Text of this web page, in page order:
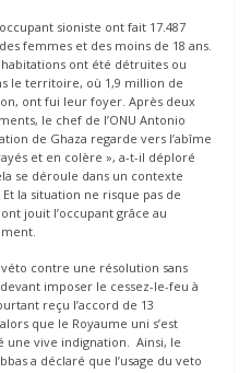
sioniste ont fait 17.487
femmes et des moins de 18 ans.
habitations ont été détruites ou
le territoire, où 1,9 million de
ont fui leur foyer. Après deux
le chef de l’ONU Antonio
de Ghaza regarde vers l’abîme
et en colère », a-t-il déploré
se déroule dans un contexte
la situation ne risque pas de
jouit l’occupant grâce au
contre une résolution sans
imposer le cessez-le-feu à
reçu l’accord de 13
que le Royaume uni s’est
une vive indignation. Ainsi, le
a déclaré que l’usage du veto